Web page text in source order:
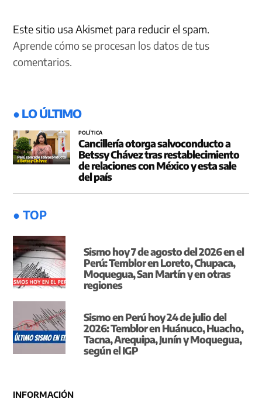
Este sitio usa Akismet para reducir el spam.
Aprende cómo se procesan los datos de tus
comentarios.
● LO ÚLTIMO
POLÍTICA
Cancillería otorga salvoconducto a
Betssy Chávez tras restablecimiento
de relaciones con México y esta sale
del país
● TOP
Sismo hoy 7 de agosto del 2026 en el
Perú: Temblor en Loreto, Chupaca,
Moquegua, San Martín y en otras
regiones
Sismo en Perú hoy 24 de julio del
2026: Temblor en Huánuco, Huacho,
Tacna, Arequipa, Junín y Moquegua,
según el IGP
INFORMACIÓN